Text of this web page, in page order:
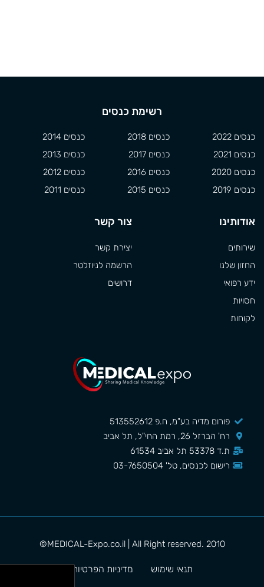
פורום מדיה בע"מ, ח.פ 513552612
רח' הברזל 26, רמת החי"ל, תל אביב
ת.ד 53378 תל אביב 61534
רישום לכנסים, טל' 03-7650504
רשימת כנסים
כנסים 2022
כנסים 2021
כנסים 2020
כנסים 2019
כנסים 2018
כנסים 2017
כנסים 2016
כנסים 2015
כנסים 2014
כנסים 2013
כנסים 2012
כנסים 2011
אודותינו
שירותים
החזון שלנו
ידע רפואי
חסויות
לקוחות
צור קשר
יצירת קשר
הרשמה לניוזלטר
דרושים
MEDICAL-Expo.co.il | All Right reserved. 2010©
תנאי שימוש מדיניות הפרטיות